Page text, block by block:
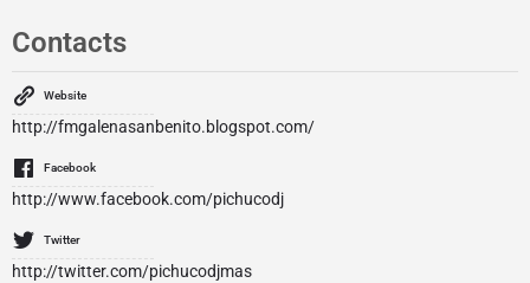
Contacts
Website
http://fmgalenasanbenito.blogspot.com/
Facebook
http://www.facebook.com/pichucodj
Twitter
http://twitter.com/pichucodjmas